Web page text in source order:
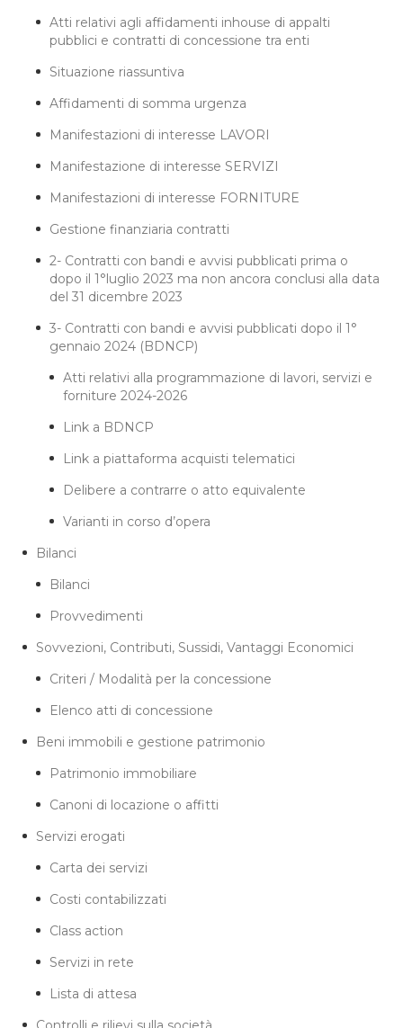
Atti relativi agli affidamenti inhouse di appalti
pubblici e contratti di concessione tra enti
Situazione riassuntiva
Affidamenti di somma urgenza
Manifestazioni di interesse LAVORI
Manifestazione di interesse SERVIZI
Manifestazioni di interesse FORNITURE
Gestione finanziaria contratti
2- Contratti con bandi e avvisi pubblicati prima o
dopo il 1°luglio 2023 ma non ancora conclusi alla data
del 31 dicembre 2023
3- Contratti con bandi e avvisi pubblicati dopo il 1°
gennaio 2024 (BDNCP)
Atti relativi alla programmazione di lavori, servizi e
forniture 2024-2026
Link a BDNCP
Link a piattaforma acquisti telematici
Delibere a contrarre o atto equivalente
Varianti in corso d’opera
Bilanci
Bilanci
Provvedimenti
Sovvezioni, Contributi, Sussidi, Vantaggi Economici
Criteri / Modalità per la concessione
Elenco atti di concessione
Beni immobili e gestione patrimonio
Patrimonio immobiliare
Canoni di locazione o affitti
Servizi erogati
Carta dei servizi
Costi contabilizzati
Class action
Servizi in rete
Lista di attesa